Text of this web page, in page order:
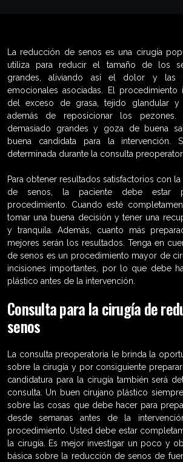
La reducción de senos es una cirugía
utiliza para reducir el tamaño de los
grandes, aliviando así el dolor y las
emocionales asociadas. El
del exceso de grasa, tejido glandular
además de reposicionar los
demasiado grandes y goza de buena
buena candidata para la intervención.
determinada durante la consulta
Para obtener resultados satisfactorios con
de senos, la paciente debe estar
procedimiento. Cuando esté
tomar una buena decisión y tener una
y tranquila. Además, cuanto más
mejores serán los resultados. Tenga en
de senos es un procedimiento mayor de
incisiones importantes, por lo que debe
plástico antes de la intervención.
Consulta para la cirugía de
senos
La consulta preoperatoria le brinda la
sobre la cirugía y por consiguiente
candidatura para la cirugía también será
consulta. Un buen cirujano plástico
sobre las cosas que debe hacer para
desde semanas antes de la
procedimiento. Usted debe estar
la cirugía. Es mejor investigar un poco y
básica sobre la reducción de senos de